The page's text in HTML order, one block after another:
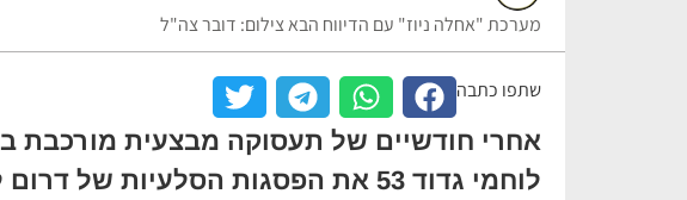
מערכת "אחלה ניוז" עם הדיווח הבא צילום: דובר צה"ל
שתפו כתבה
אחרי חודשיים של תעסוקה מבצעית מורכבת
לוחמי גדוד 53 את הפסגות הסלעיות